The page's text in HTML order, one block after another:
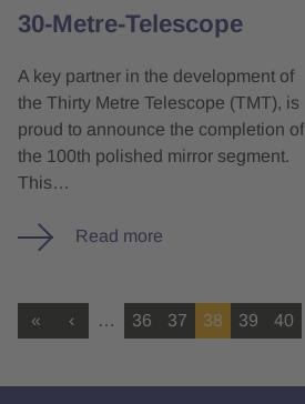
30-Metre-Telescope
A key partner in the development of
the Thirty Metre Telescope (TMT), is
proud to announce the completion of
the 100th polished mirror segment.
This…
Read more
« ‹ … 36 37 38 39 40